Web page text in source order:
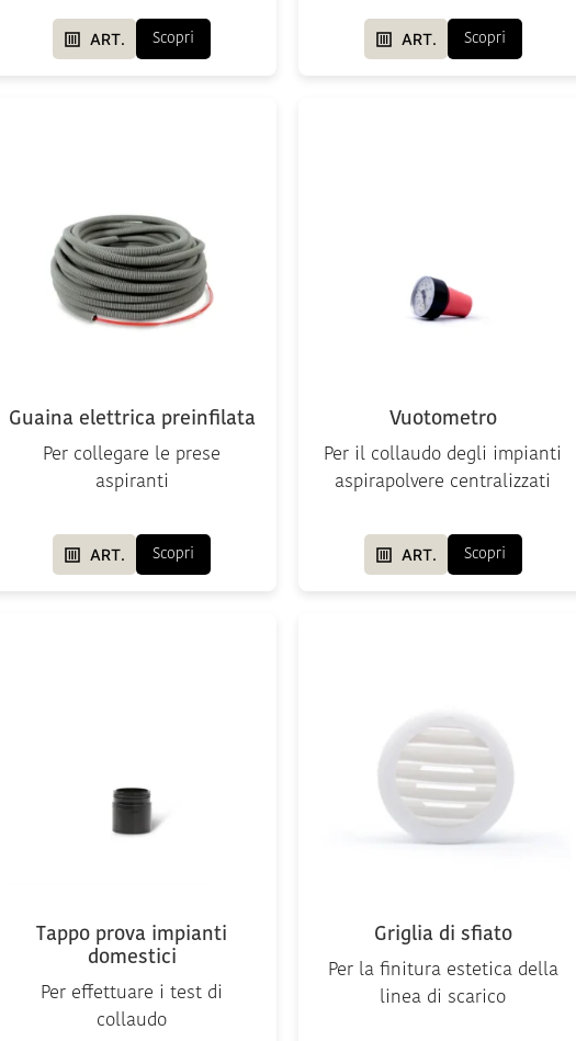
ART. Scopri ART. Scopri
Guaina elettrica preinfilata
Per collegare le prese
aspiranti
ART. Scopri
Vuotometro
Per il collaudo degli impianti
aspirapolvere centralizzati
ART. Scopri
Tappo prova impianti
domestici
Per effettuare i test di
collaudo
Griglia di sfiato
Per la finitura estetica della
linea di scarico